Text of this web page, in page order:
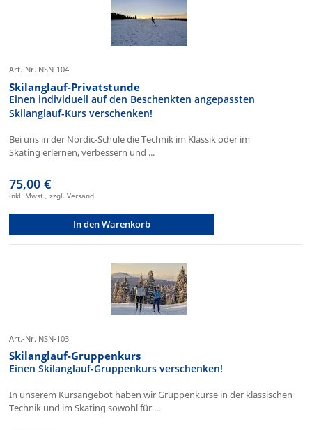
Art.-Nr. NSN-104
Skilanglauf-Privatstunde
Einen individuell auf den Beschenkten angepassten
Skilanglauf-Kurs verschenken!
Bei uns in der Nordic-Schule die Technik im Klassik oder im
Skating erlernen, verbessern und ...
75,00 €
inkl. Mwst., zzgl. Versand
In den Warenkorb
Art.-Nr. NSN-103
Skilanglauf-Gruppenkurs
Einen Skilanglauf-Gruppenkurs verschenken!
In unserem Kursangebot haben wir Gruppenkurse in der klassischen
Technik und im Skating sowohl für ...